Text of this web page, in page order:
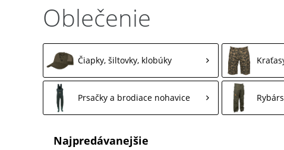
Oblečenie
Čiapky, šiltovky, klobúky
Prsačky a brodiace nohavice
Najpredávanejšie